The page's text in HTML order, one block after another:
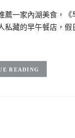
薦一家內湖美食，《
私藏的早午餐店，假
READING